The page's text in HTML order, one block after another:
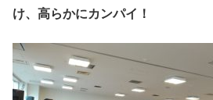
け、高らかにカンパイ！